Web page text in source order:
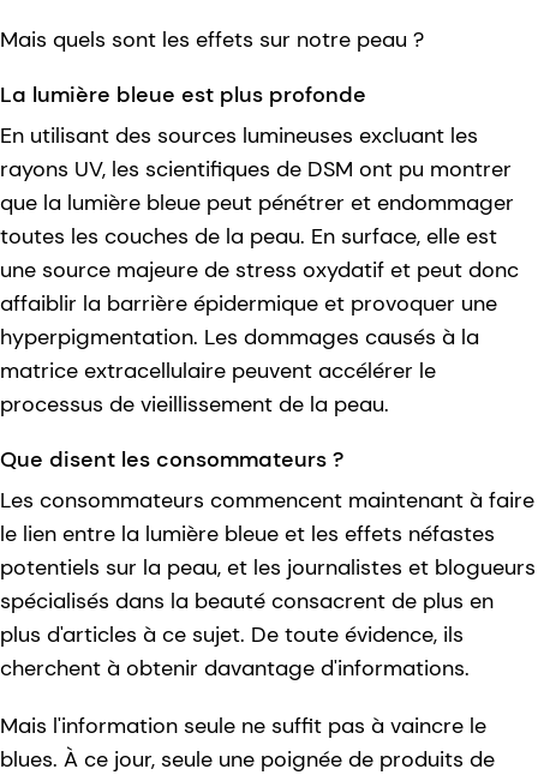
Mais quels sont les effets sur notre peau ?
La lumière bleue est plus profonde
En utilisant des sources lumineuses excluant les
rayons UV, les scientifiques de DSM ont pu montrer
que la lumière bleue peut pénétrer et endommager
toutes les couches de la peau. En surface, elle est
une source majeure de stress oxydatif et peut donc
affaiblir la barrière épidermique et provoquer une
hyperpigmentation. Les dommages causés à la
matrice extracellulaire peuvent accélérer le
processus de vieillissement de la peau.
Que disent les consommateurs ?
Les consommateurs commencent maintenant à faire
le lien entre la lumière bleue et les effets néfastes
potentiels sur la peau, et les journalistes et blogueurs
spécialisés dans la beauté consacrent de plus en
plus d'articles à ce sujet. De toute évidence, ils
cherchent à obtenir davantage d'informations.
Mais l'information seule ne suffit pas à vaincre le
blues. À ce jour, seule une poignée de produits de